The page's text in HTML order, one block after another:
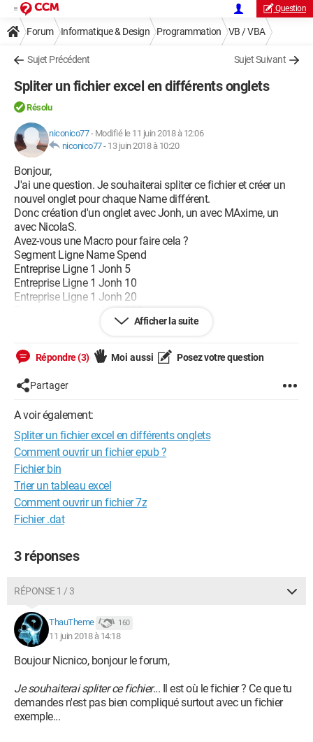
Question
Forum Informatique & Design Programmation VB / VBA
Sujet Précédent Sujet Suivant
Spliter un fichier excel en différents onglets
Résolu
niconico77- Modifié le 11 juin 2018 à 12:06
niconico77- 13 juin 2018 à 10:20
Bonjour,
J'ai une question. Je souhaiterai spliter ce fichier et créer un
nouvel onglet pour chaque Name différent.
Donc création d'un onglet avec Jonh, un avec MAxime, un
avec NicolaS.
Avez-vous une Macro pour faire cela ?
Segment Ligne Name Spend
Entreprise Ligne 1 Jonh 5
Entreprise Ligne 1 Jonh 10
Entreprise Ligne 1 Jonh 20
Entreprise Ligne 1 Jonh 300
Entreprise Ligne 1 Jonh 40
Entreprise Ligne 1 Jonh 10
Entreprise Ligne 1 Jonh 5
Entreprise Ligne 1 Maxime 10
Entreprise Ligne 1 Maxime 20
Entreprise Ligne 1 Maxime 50
Entreprise Ligne 1 Maxime 600
Entreprise Ligne 1 Nicolas 10
Entreprise Ligne 1 Nicolas 30
Entreprise Ligne 1 Nicolas 40
Entreprise Ligne 1 Nicolas 20
D'avance merci pour votre aide
Afficher la suite
Répondre (3) Moi aussi Posez votre question
Partager
A voir également:
Spliter un fichier excel en différents onglets
Comment ouvrir un fichier epub ?
Fichier bin
Trier un tableau excel
Comment ouvrir un fichier 7z
Fichier .dat
3 réponses
RÉPONSE 1 / 3
ThauTheme 160
11 juin 2018 à 14:18
Boujour Nicnico, bonjour le forum,
Je souhaiterai spliter ce fichier... Il est où le fichier ? Ce que tu
demandes n'est pas bien compliqué surtout avec un fichier
exemple...